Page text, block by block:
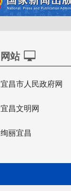
网站
宜昌市人民政府网
宜昌文明网
绚丽宜昌